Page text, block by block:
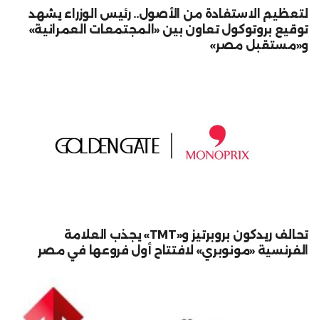
لتعظيم الاستفادة من الأصول.. رئيس الوزراء يشهد
توقيع بروتوكول تعاون بين «المجتمعات العمرانية»
و«مستقبل مصر»
تحالف ريدكون بروبرتيز و«TMT» يجذب العلامة
الفرنسية «مونوبري» لافتتاح أول فروعها في مصر